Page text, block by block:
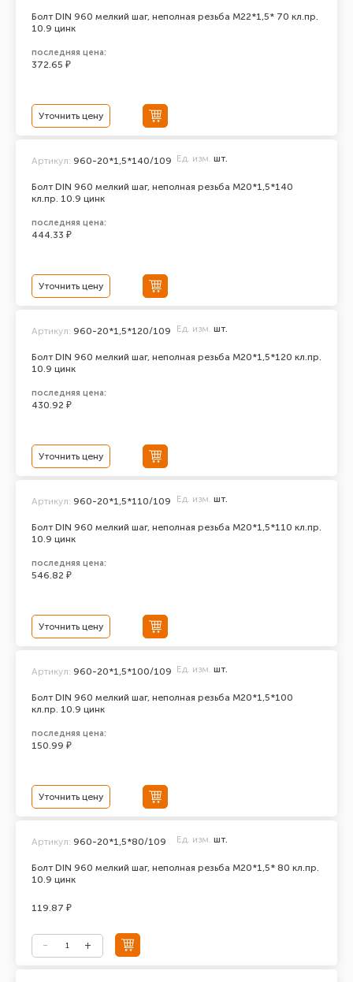
Болт DIN 960 мелкий шаг, неполная резьба M22*1,5* 70 кл.пр.
10.9 цинк
последняя цена:
372.65 ₽
Уточнить цену
Болт DIN 960 мелкий шаг, неполная резьба M20*1,5*140
кл.пр. 10.9 цинк
Артикул: 960-20*1,5*140/109 Ед. изм. шт.
последняя цена:
444.33 ₽
Уточнить цену
Болт DIN 960 мелкий шаг, неполная резьба M20*1,5*120 кл.пр.
10.9 цинк
Артикул: 960-20*1,5*120/109 Ед. изм. шт.
последняя цена:
430.92 ₽
Уточнить цену
Болт DIN 960 мелкий шаг, неполная резьба M20*1,5*110 кл.пр.
10.9 цинк
Артикул: 960-20*1,5*110/109 Ед. изм. шт.
последняя цена:
546.82 ₽
Уточнить цену
Болт DIN 960 мелкий шаг, неполная резьба M20*1,5*100
кл.пр. 10.9 цинк
Артикул: 960-20*1,5*100/109 Ед. изм. шт.
последняя цена:
150.99 ₽
Уточнить цену
Болт DIN 960 мелкий шаг, неполная резьба M20*1,5* 80 кл.пр.
10.9 цинк
Артикул: 960-20*1,5*80/109 Ед. изм. шт.
119.87 ₽